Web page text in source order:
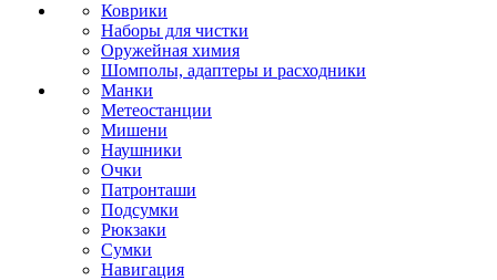
Коврики
Наборы для чистки
Оружейная химия
Шомполы, адаптеры и расходники
Манки
Метеостанции
Мишени
Наушники
Очки
Патронташи
Подсумки
Рюкзаки
Сумки
Навигация